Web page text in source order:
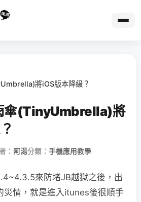
將iOS版本降級？
傘(TinyUmbrella)將
： 阿湯分類： 手機應用教學
來防堵JB越獄之後，出
災情，就是進入itunes後很順手